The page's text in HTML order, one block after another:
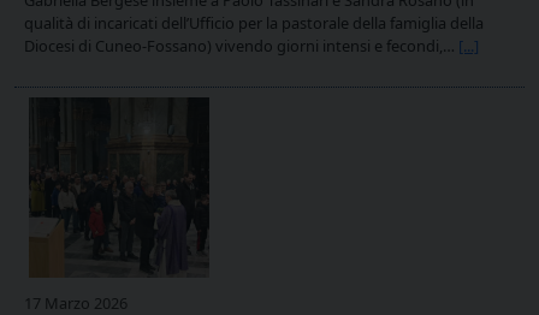
qualità di incaricati dell’Ufficio per la pastorale della famiglia della
Diocesi di Cuneo-Fossano) vivendo giorni intensi e fecondi,… [...]
17 Marzo 2026